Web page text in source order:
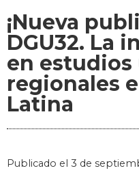
¡Nueva
DGU32. La
en estudios
regionales
Latina
Publicado el 3 de